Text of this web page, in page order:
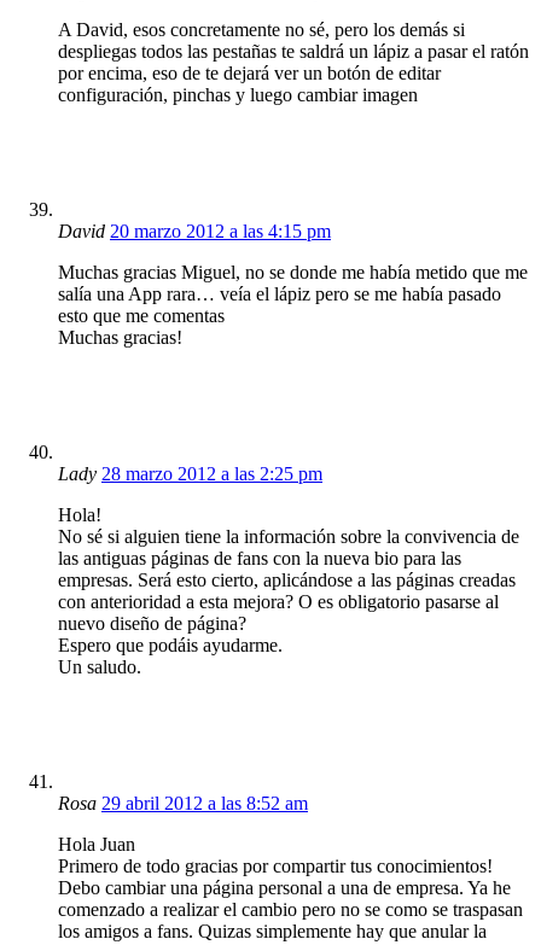
A David, esos concretamente no sé, pero los demás si
despliegas todos las pestañas te saldrá un lápiz a pasar el ratón
por encima, eso de te dejará ver un botón de editar
configuración, pinchas y luego cambiar imagen
David 20 marzo 2012 a las 4:15 pm
Muchas gracias Miguel, no se donde me había metido que me
salía una App rara… veía el lápiz pero se me había pasado
esto que me comentas
Muchas gracias!
Lady 28 marzo 2012 a las 2:25 pm
Hola!
No sé si alguien tiene la información sobre la convivencia de
las antiguas páginas de fans con la nueva bio para las
empresas. Será esto cierto, aplicándose a las páginas creadas
con anterioridad a esta mejora? O es obligatorio pasarse al
nuevo diseño de página?
Espero que podáis ayudarme.
Un saludo.
Rosa 29 abril 2012 a las 8:52 am
Hola Juan
Primero de todo gracias por compartir tus conocimientos!
Debo cambiar una página personal a una de empresa. Ya he
comenzado a realizar el cambio pero no se como se traspasan
los amigos a fans. Quizas simplemente hay que anular la